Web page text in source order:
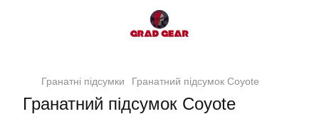
Гранатні підсумки Гранатний підсумок Coyote
Гранатний підсумок Coyote